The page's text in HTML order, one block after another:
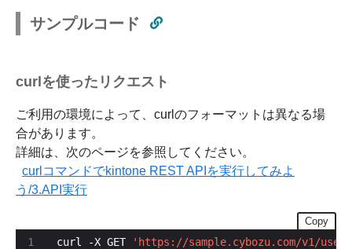
サンプルコード
curlを使ったリクエスト
ご利用の環境によって、curlのフォーマットは異なる場
合があります。
詳細は、次のページを参照してください。
curlコマンドでkintone REST APIを実行してみよ
う/3.API実行
Copy
curl -X GET
'https://sample.cybozu.com/v1/